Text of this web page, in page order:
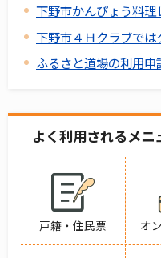
下野市かんぴょう料
下野市４Ｈクラブでは
ふるさと道場の利用申
よく利用されるメニ
戸籍・住民票 オ